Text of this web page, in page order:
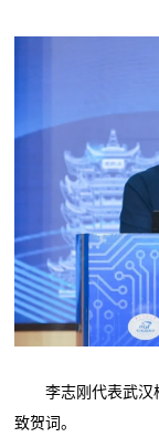
李志刚代表武汉校
致贺词。